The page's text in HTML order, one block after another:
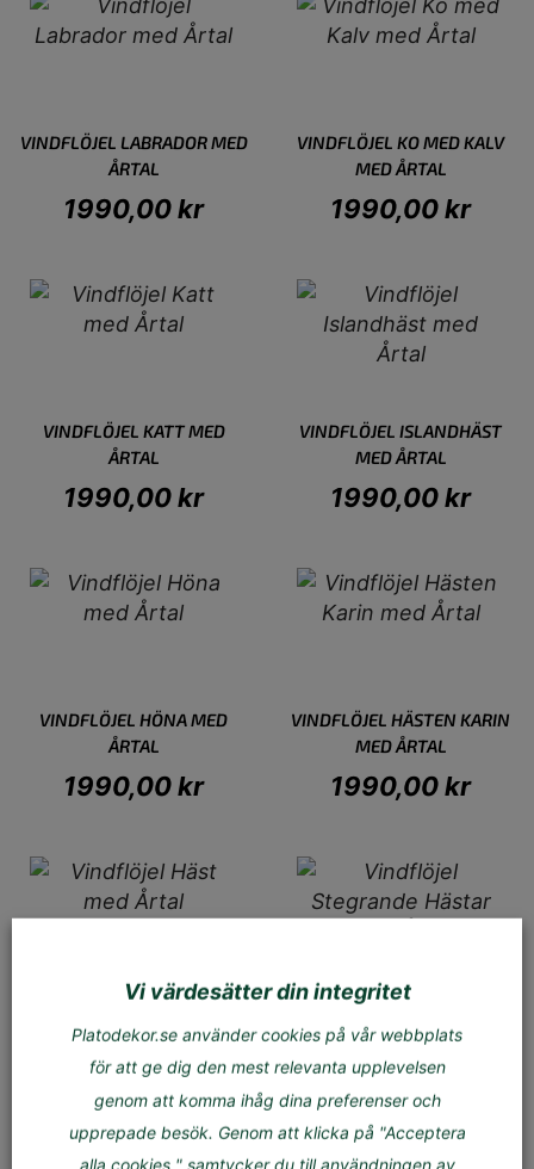
VINDFLÖJEL LABRADOR MED
ÅRTAL
1990,00kr
VINDFLÖJEL KO MED KALV
MED ÅRTAL
1990,00kr
VINDFLÖJEL KATT MED
ÅRTAL
1990,00kr
VINDFLÖJEL ISLANDHÄST
MED ÅRTAL
1990,00kr
VINDFLÖJEL HÖNA MED
ÅRTAL
1990,00kr
VINDFLÖJEL HÄSTEN KARIN
MED ÅRTAL
1990,00kr
VINDFLÖJEL HÄST MED
ÅRTAL
1990,00kr
VINDFLÖJEL STEGRANDE
HÄSTAR MED ÅRTAL
1990,00kr
Vi värdesätter din integritet
Platodekor.se använder cookies på vår webbplats
för att ge dig den mest relevanta upplevelsen
genom att komma ihåg dina preferenser och
upprepade besök. Genom att klicka på "Acceptera
alla cookies " samtycker du till användningen av